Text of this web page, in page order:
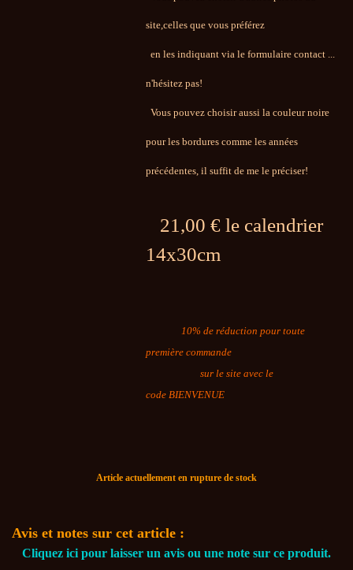
site,celles que vous préférez
en les indiquant via le formulaire contact
n'hésitez pas!
Vous pouvez choisir aussi la couleur noire
pour les bordures comme les années
précédentes, il suffit de me le préciser!
21,00 € le calendrier
14x30cm
10% de réduction pour toute
première commande
sur le site avec le
code BIENVENUE
Article actuellement en rupture de stock
Avis et notes sur cet article :
Cliquez ici pour laisser un avis ou une note sur ce produit.